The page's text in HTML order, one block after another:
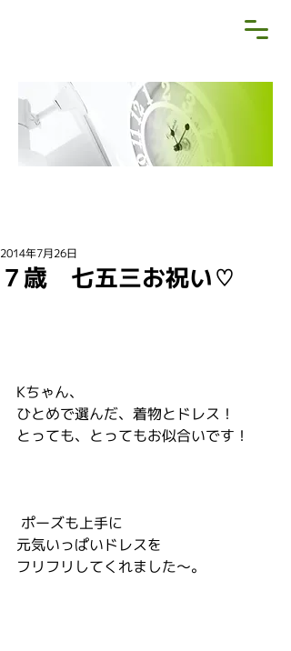
７歳 七五三お祝い♡
2014年7月26日
Kちゃん、
ひとめで選んだ、着物とドレス！
とっても、とってもお似合いです！
ポーズも上手に
元気いっぱいドレスを
フリフリしてくれました～。